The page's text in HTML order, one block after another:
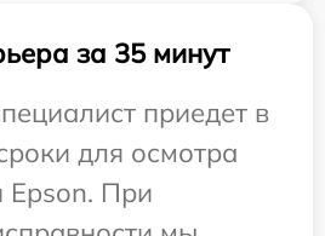
за 35 минут
приедет в
для осмотра
Epson. При